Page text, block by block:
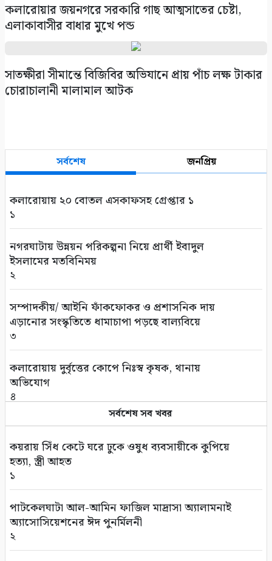
কলারোয়ার জয়নগরে সরকারি গাছ আত্মসাতের চেষ্টা,
এলাকাবাসীর বাধার মুখে পন্ড
সাতক্ষীরা সীমান্তে বিজিবির অভিযানে প্রায় পাঁচ লক্ষ টাকার
চোরাচালানী মালামাল আটক
সর্বশেষ জনপ্রিয়
কলারোয়ায় ২০ বোতল এসকাফসহ গ্রেপ্তার ১
১
নগরঘাটায় উন্নয়ন পরিকল্পনা নিয়ে প্রার্থী ইবাদুল
ইসলামের মতবিনিময়
২
সম্পাদকীয়/ আইনি ফাঁকফোকর ও প্রশাসনিক দায়
এড়ানোর সংস্কৃতিতে ধামাচাপা পড়ছে বাল্যবিয়ে
৩
কলারোয়ায় দুর্বৃত্তের কোপে নিঃস্ব কৃষক, থানায়
অভিযোগ
৪
সড়ক পথে চাঁদাবাজি বন্ধে সর্বোচ্চ কঠোর অবস্থান:
বাস ও ট্রাক মালিক সমিতির সাথে জেলা পুলিশের
মতবিনিময়
৫
কলারোয়ার জয়নগরে সরকারি গাছ আত্মসাতের চেষ্টা,
এলাকাবাসীর বাধার মুখে পন্ড
৬
সর্বশেষ সব খবর
কয়রায় সিঁধ কেটে ঘরে ঢুকে ওষুধ ব্যবসায়ীকে কুপিয়ে
হত্যা, স্ত্রী আহত
১
পাটকেলঘাটা আল-আমিন ফাজিল মাদ্রাসা অ্যালামনাই
অ্যাসোসিয়েশনের ঈদ পুনর্মিলনী
২